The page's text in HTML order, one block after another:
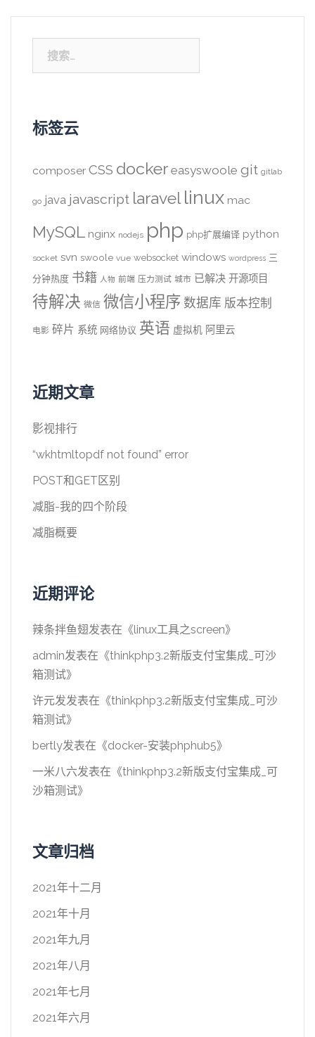
索：
标签云
composer CSS docker easyswoole git gitlab
go java javascript laravel linux mac
MySQL nginx nodejs php php扩展编译 python
socket svn swoole vue websocket windows wordpress 三
分钟热度 书籍 人物 前端 压力测试 城市 已解决 开源项目
待解决 微信 微信小程序 数据库 版本控制
电影 碎片 系统 网络协议 英语 虚拟机 阿里云
近期文章
影视排行
“wkhtmltopdf not found” error
POST和GET区别
减脂-我的四个阶段
减脂概要
近期评论
辣条拌鱼翅发表在《linux工具之screen》
admin发表在《thinkphp3.2新版支付宝集成_可沙
箱测试》
许元发发表在《thinkphp3.2新版支付宝集成_可沙
箱测试》
bertly发表在《docker-安装phphub5》
一米八六发表在《thinkphp3.2新版支付宝集成_可
沙箱测试》
文章归档
2021年十二月
2021年十月
2021年九月
2021年八月
2021年七月
2021年六月